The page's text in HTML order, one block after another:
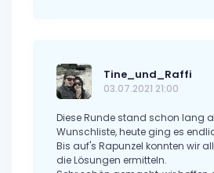
Tine_und_Raffi
03.07.2021 21:00
Diese Runde stand schon lang
Wunschliste, heute ging es
Bis auf's Rapunzel konnten wir
die Lösungen ermitteln.